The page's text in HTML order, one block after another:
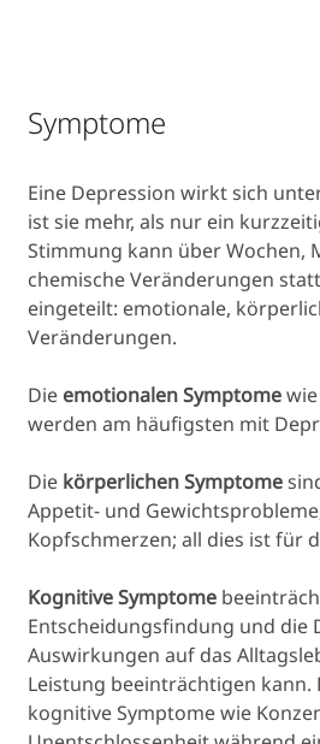
Symptome
Eine Depression wirkt sich
ist sie mehr, als nur ein
Stimmung kann über Wochen,
chemische Veränderungen
eingeteilt: emotionale,
Veränderungen.
Die emotionalen Symptome
werden am häufigsten mit
Die körperlichen Symptome
Appetit- und
Kopfschmerzen; all dies ist für
Kognitive Symptome
Entscheidungsfindung und die
Auswirkungen auf das
Leistung beeinträchtigen kann.
kognitive Symptome wie